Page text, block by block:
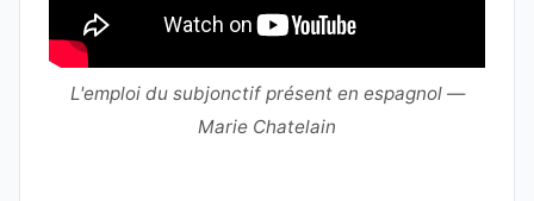
L'emploi du subjonctif présent en espagnol —
Marie Chatelain